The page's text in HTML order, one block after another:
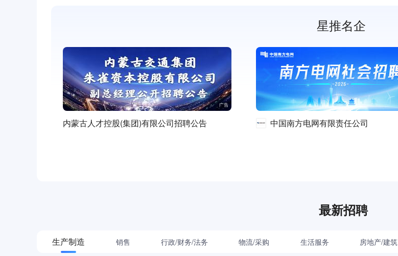
能源/环保
农/林/牧/渔
医疗健康
教育培训
管培生/非企业从业者
星推名企
内蒙古人才控股(集团)有限公司招聘公告 中国南方电网有限责任公司
最新招聘
生产制造 销售 行政/财务/法务 物流/采购 生活服务 房地产/建筑